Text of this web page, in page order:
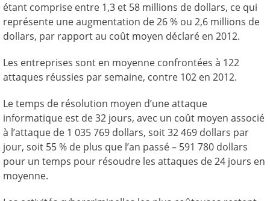
étant comprise entre 1,3 et 58 millions de dollars, ce qui
représente une augmentation de 26 % ou 2,6 millions de
dollars, par rapport au coût moyen déclaré en 2012.
Les entreprises sont en moyenne confrontées à 122
attaques réussies par semaine, contre 102 en 2012.
Le temps de résolution moyen d’une attaque
informatique est de 32 jours, avec un coût moyen associé
à l’attaque de 1 035 769 dollars, soit 32 469 dollars par
jour, soit 55 % de plus que l’an passé – 591 780 dollars
pour un temps pour résoudre les attaques de 24 jours en
moyenne.